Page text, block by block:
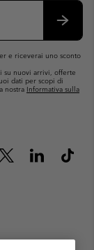
e riceverai uno sconto
su nuovi arrivi, offerte
dati per scopi di
nostra Informativa sulla